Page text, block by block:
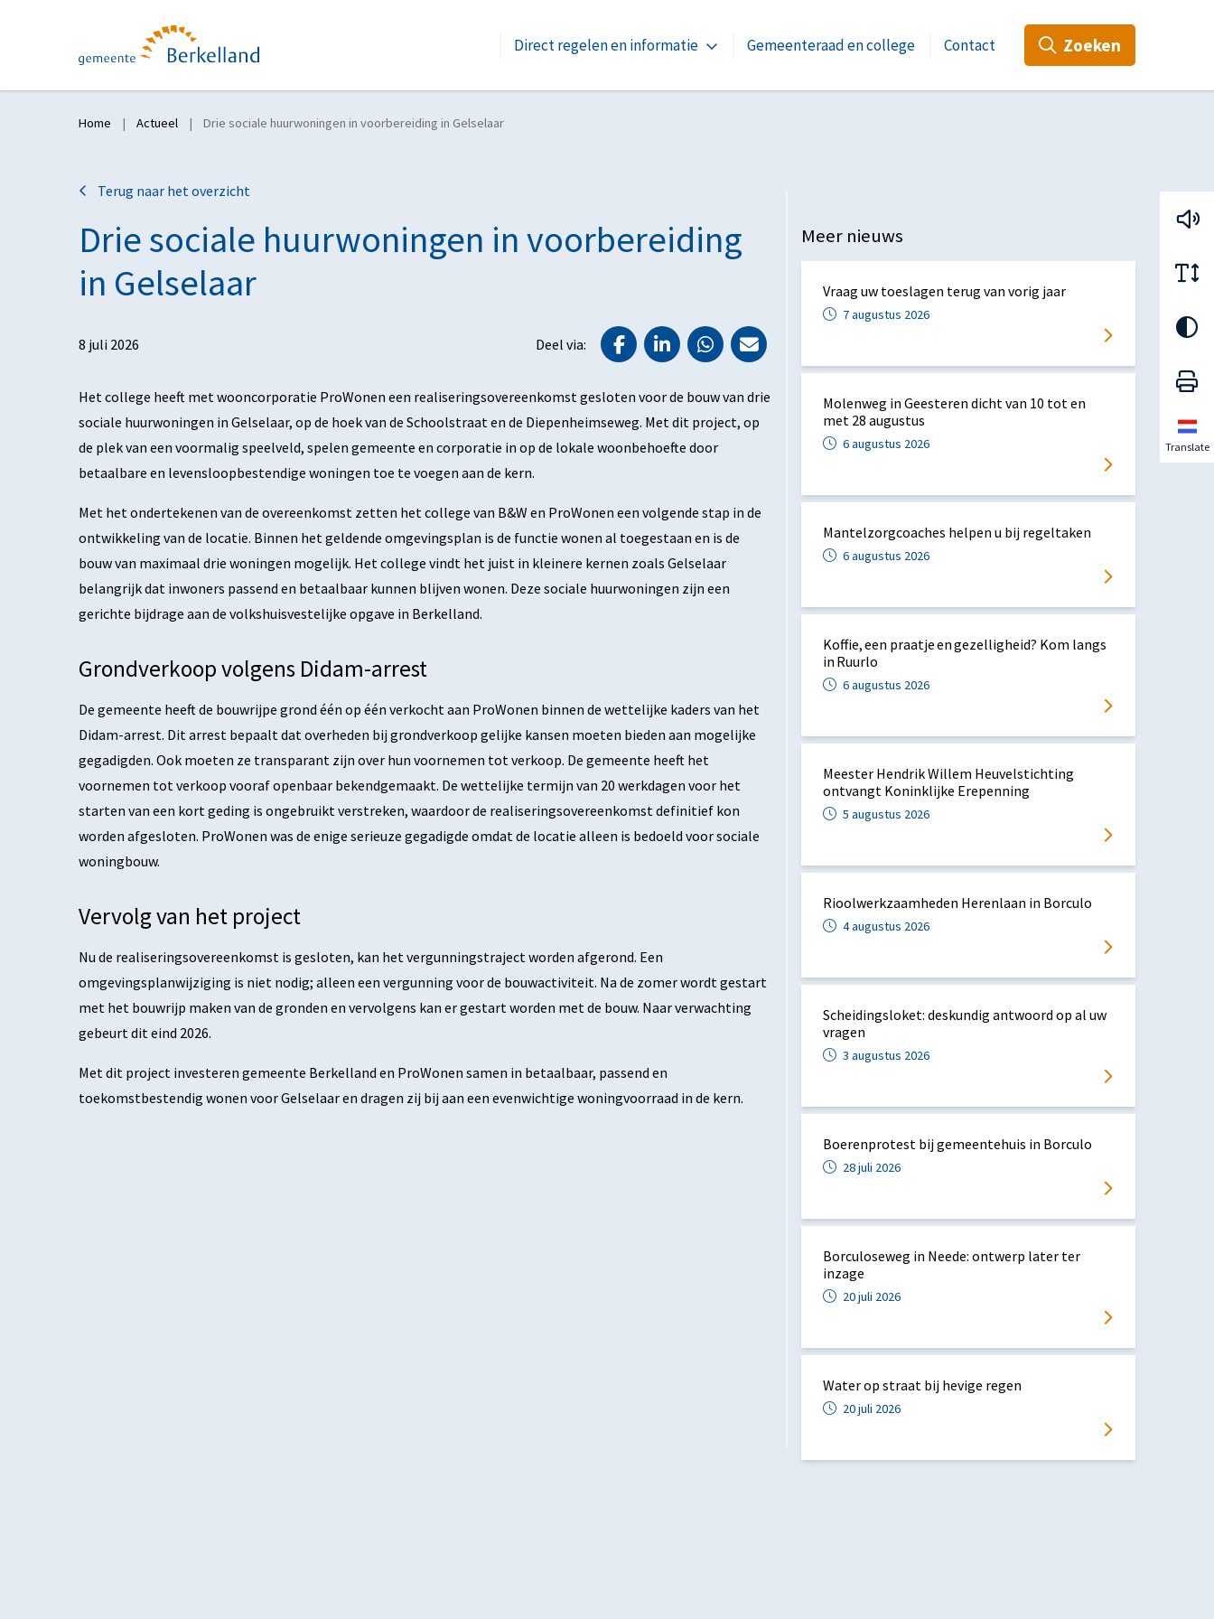
Direct regelen en informatie Gemeenteraad en college Contact Zoeken
Translate
Home Actueel Drie sociale huurwoningen in voorbereiding in Gelselaar
Terug naar het overzicht
Drie sociale huurwoningen in voorbereiding
in Gelselaar
8 juli 2026 Deel via: Deel via Facebook
Deel via LinkedIn
Deel via WhatsApp
Het college heeft met wooncorporatie ProWonen een realiseringsovereenkomst gesloten voor de bouw van drie
sociale huurwoningen in Gelselaar, op de hoek van de Schoolstraat en de Diepenheimseweg. Met dit project, op
de plek van een voormalig speelveld, spelen gemeente en corporatie in op de lokale woonbehoefte door
betaalbare en levensloopbestendige woningen toe te voegen aan de kern.
Met het ondertekenen van de overeenkomst zetten het college van B&W en ProWonen een volgende stap in de
ontwikkeling van de locatie. Binnen het geldende omgevingsplan is de functie wonen al toegestaan en is de
bouw van maximaal drie woningen mogelijk. Het college vindt het juist in kleinere kernen zoals Gelselaar
belangrijk dat inwoners passend en betaalbaar kunnen blijven wonen. Deze sociale huurwoningen zijn een
gerichte bijdrage aan de volkshuisvestelijke opgave in Berkelland.
Grondverkoop volgens Didam-arrest
De gemeente heeft de bouwrijpe grond één op één verkocht aan ProWonen binnen de wettelijke kaders van het
Didam-arrest. Dit arrest bepaalt dat overheden bij grondverkoop gelijke kansen moeten bieden aan mogelijke
gegadigden. Ook moeten ze transparant zijn over hun voornemen tot verkoop. De gemeente heeft het
voornemen tot verkoop vooraf openbaar bekendgemaakt. De wettelijke termijn van 20 werkdagen voor het
starten van een kort geding is ongebruikt verstreken, waardoor de realiseringsovereenkomst definitief kon
worden afgesloten. ProWonen was de enige serieuze gegadigde omdat de locatie alleen is bedoeld voor sociale
woningbouw.
Vervolg van het project
Nu de realiseringsovereenkomst is gesloten, kan het vergunningstraject worden afgerond. Een
omgevingsplanwijziging is niet nodig; alleen een vergunning voor de bouwactiviteit. Na de zomer wordt gestart
met het bouwrijp maken van de gronden en vervolgens kan er gestart worden met de bouw. Naar verwachting
gebeurt dit eind 2026.
Met dit project investeren gemeente Berkelland en ProWonen samen in betaalbaar, passend en
toekomstbestendig wonen voor Gelselaar en dragen zij bij aan een evenwichtige woningvoorraad in de kern.
Meer nieuws
Vraag uw toeslagen terug van vorig jaar
7 augustus 2026
Molenweg in Geesteren dicht van 10 tot en
met 28 augustus
6 augustus 2026
Mantelzorgcoaches helpen u bij regeltaken
6 augustus 2026
Koffie, een praatje en gezelligheid? Kom langs
in Ruurlo
6 augustus 2026
Meester Hendrik Willem Heuvelstichting
ontvangt Koninklijke Erepenning
5 augustus 2026
Rioolwerkzaamheden Herenlaan in Borculo
4 augustus 2026
Scheidingsloket: deskundig antwoord op al uw
vragen
3 augustus 2026
Boerenprotest bij gemeentehuis in Borculo
28 juli 2026
Borculoseweg in Neede: ontwerp later ter
inzage
20 juli 2026
Water op straat bij hevige regen
20 juli 2026